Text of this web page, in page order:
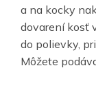
a na kocky
dovarení kosť
do polievky,
Môžete